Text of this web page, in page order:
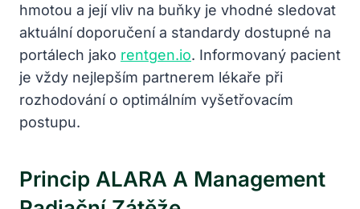
hmotou a její vliv na buňky je vhodné sledovat
aktuální doporučení a standardy dostupné na
portálech jako rentgen.io. Informovaný pacient
je vždy nejlepším partnerem lékaře při
rozhodování o optimálním vyšetřovacím
postupu.
Princip ALARA A Management